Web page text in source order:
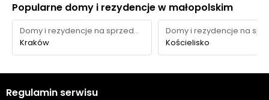
Popularne domy i rezydencje w małopolskim
Domy i rezydencje na sprzedaż
Kraków
Kościelisko
Regulamin serwisu